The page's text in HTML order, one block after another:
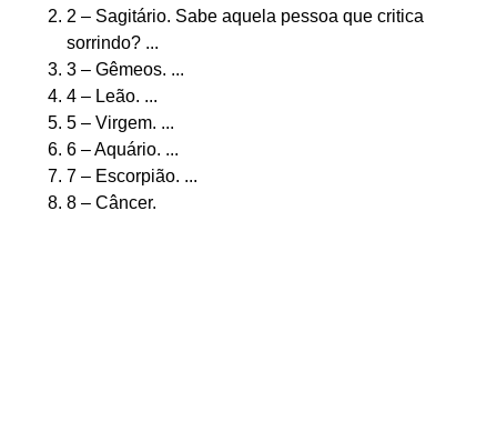
2 – Sagitário. Sabe aquela pessoa que critica
sorrindo? ...
3 – Gêmeos. ...
4 – Leão. ...
5 – Virgem. ...
6 – Aquário. ...
7 – Escorpião. ...
8 – Câncer.